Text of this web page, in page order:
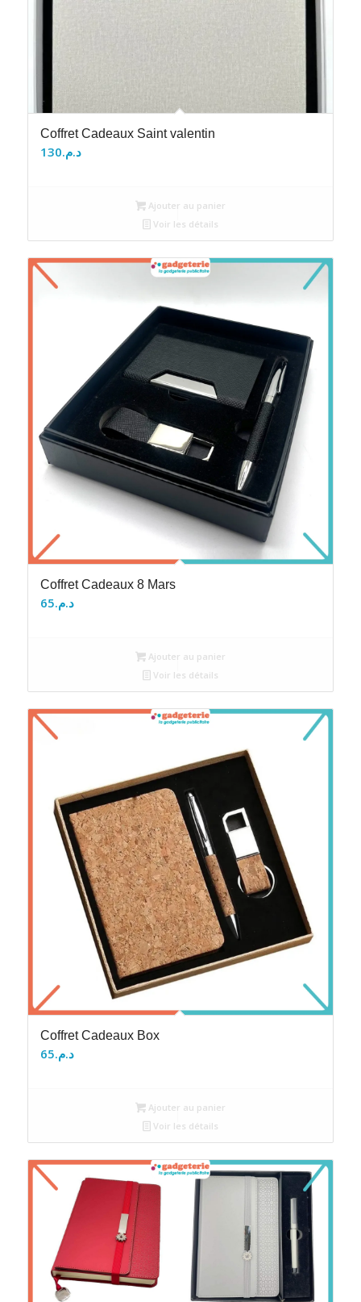
Coffret Cadeaux Saint valentin
د.م.130
Ajouter au panier
Voir les détails
Coffret Cadeaux 8 Mars
د.م.65
Ajouter au panier
Voir les détails
Coffret Cadeaux Box
د.م.65
Ajouter au panier
Voir les détails